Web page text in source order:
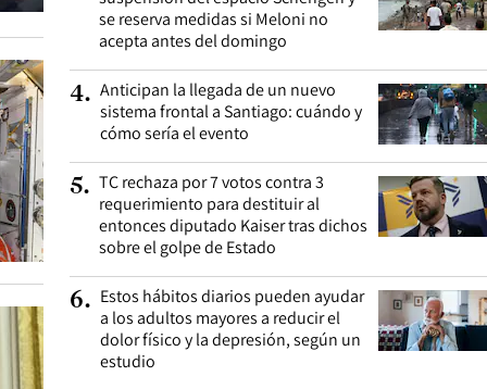
se reserva medidas si Meloni no
acepta antes del domingo
4. Anticipan la llegada de un nuevo
sistema frontal a Santiago: cuándo y
cómo sería el evento
5. TC rechaza por 7 votos contra 3
requerimiento para destituir al
entonces diputado Kaiser tras dichos
sobre el golpe de Estado
6. Estos hábitos diarios pueden ayudar
a los adultos mayores a reducir el
dolor físico y la depresión, según un
estudio